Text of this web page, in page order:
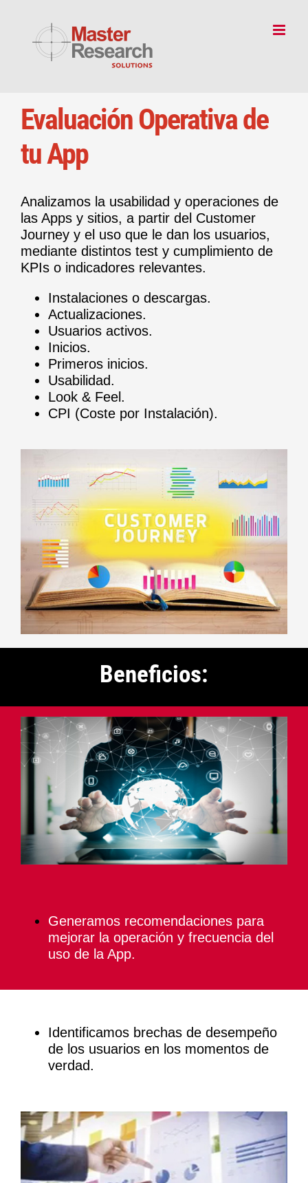
content
Evaluación Operativa de
tu App
Analizamos la usabilidad y operaciones de
las Apps y sitios, a partir del Customer
Journey y el uso que le dan los usuarios,
mediante distintos test y cumplimiento de
KPIs o indicadores relevantes.
Instalaciones o descargas.
Actualizaciones.
Usuarios activos.
Inicios.
Primeros inicios.
Usabilidad.
Look & Feel.
CPI (Coste por Instalación).
Beneficios:
Generamos recomendaciones para
mejorar la operación y frecuencia del
uso de la App.
Identificamos brechas de desempeño
de los usuarios en los momentos de
verdad.